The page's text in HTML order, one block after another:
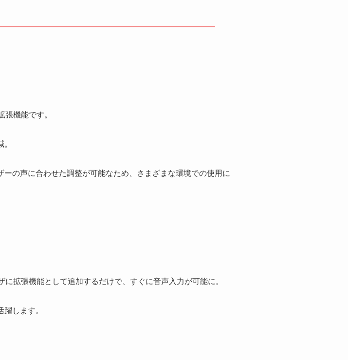
機能です。
の声に合わせた調整が可能なため、さまざまな環境での使用に
拡張機能として追加するだけで、すぐに音声入力が可能に。
します。